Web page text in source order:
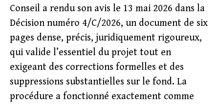
Conseil a rendu son avis le 13 mai 2026 dans la
Décision numéro 4/C/2026, un document de six
pages dense, précis, juridiquement rigoureux,
qui valide l’essentiel du projet tout en
exigeant des corrections formelles et des
suppressions substantielles sur le fond. La
procédure a fonctionné exactement comme